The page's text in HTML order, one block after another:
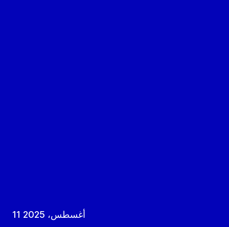
11 أغسطس، 2025